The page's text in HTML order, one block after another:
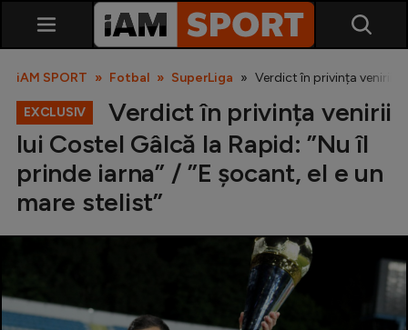
SuperLiga
iAM SPORT Fotbal SuperLiga Verdict în privința venirii
EXCLUSIV
Verdict în privința venirii
lui Costel Gâlcă la Rapid: ”Nu îl
prinde iarna” / ”E șocant, el e un
mare stelist”